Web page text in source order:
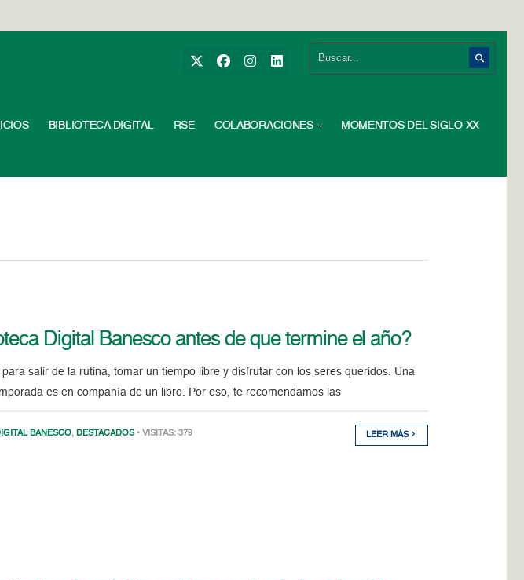
BIBLIOTECA DIGITAL RSE COLABORACIONES MOMENTOS DEL SIGLO XX
Digital Banesco antes de que termine el año?
salir de la rutina, tomar un tiempo libre y disfrutar con los seres queridos. Una
es en compañía de un libro. Por eso, te recomendamos las
BANESCO, DESTACADOS • VISITAS: 379 LEER MÁS